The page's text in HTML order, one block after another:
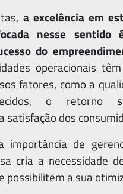
a excelência em
nesse sentido
do
operacionais
fatores, como a
o retorno
satisfação dos
importância de
cria a necessidade
possibilitem a sua